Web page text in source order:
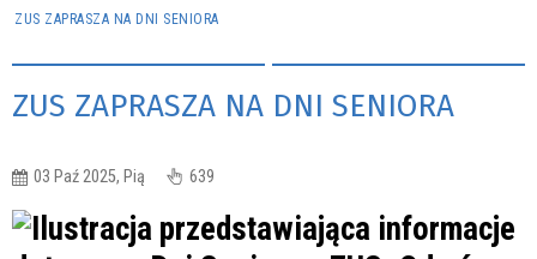
ZUS ZAPRASZA NA DNI SENIORA
ZUS ZAPRASZA NA DNI SENIORA
03 Paź 2025, Pią 639